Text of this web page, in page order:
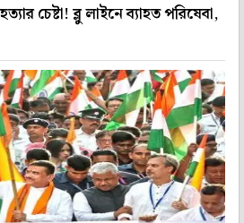
চেষ্টা! ব্লু লাইনে ব্যাহত পরিষেবা,